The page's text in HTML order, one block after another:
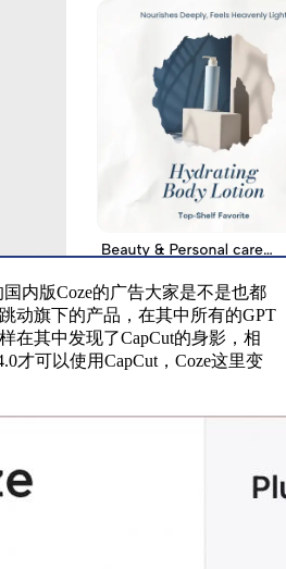
国内版Coze的广告大家是不是也都
动旗下的产品，在其中所有的GPT
在其中发现了CapCut的身影，相
才可以使用CapCut，Coze这里变